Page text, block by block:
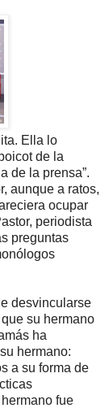
Ella lo
de la
de la prensa”.
aunque a ratos,
ocupar
periodista
preguntas
desvincularse
su hermano
ha
hermano:
a su forma de
fue